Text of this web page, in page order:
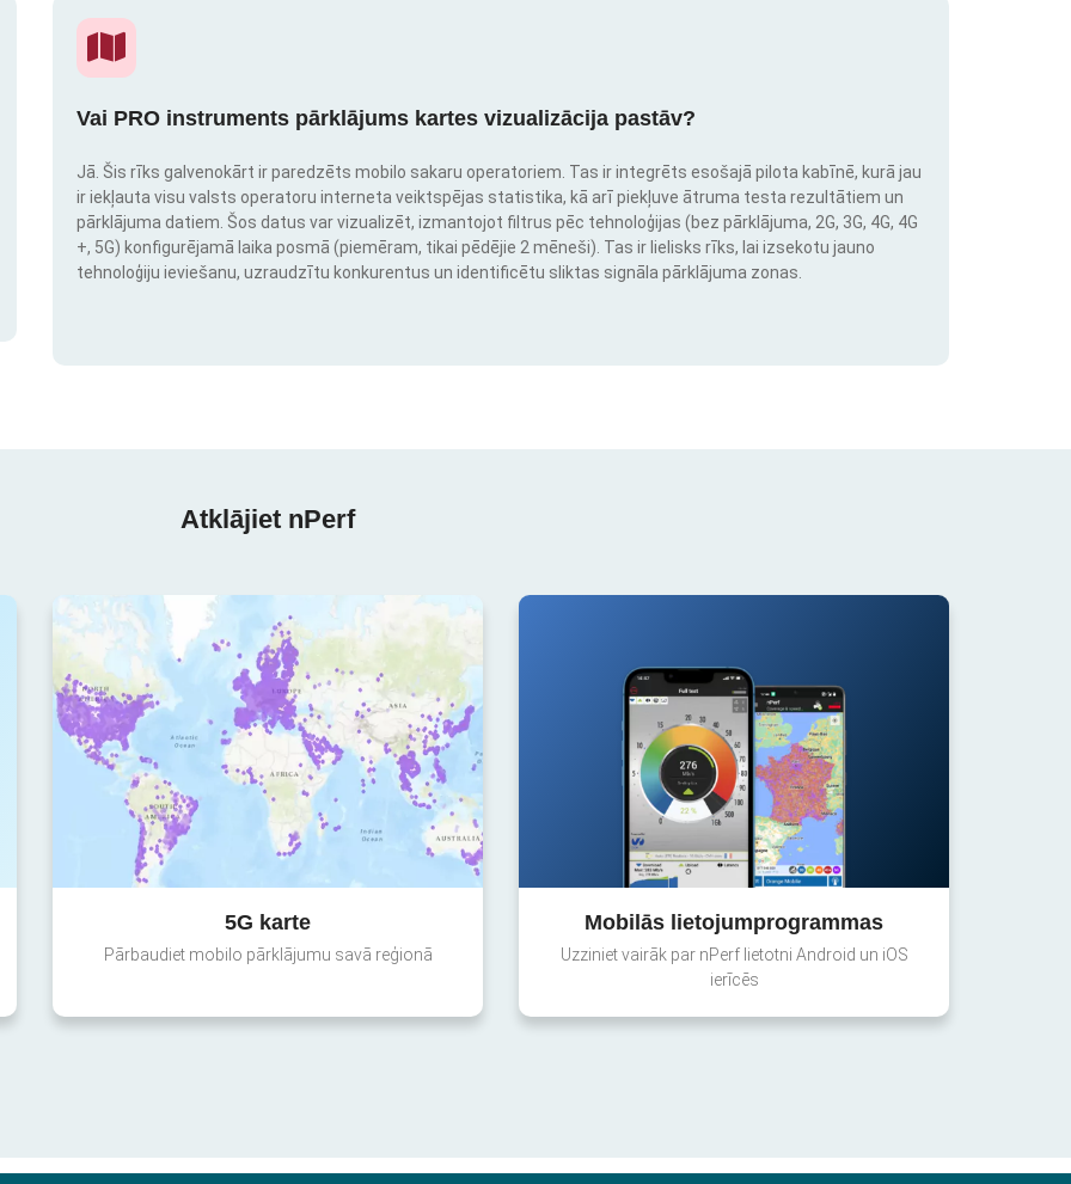
Vai PRO instruments pārklājums kartes vizualizācija pastāv?
Jā. Šis rīks galvenokārt ir paredzēts mobilo sakaru operatoriem. Tas ir integrēts esošajā pilota kabīnē, kurā jau
ir iekļauta visu valsts operatoru interneta veiktspējas statistika, kā arī piekļuve ātruma testa rezultātiem un
pārklājuma datiem. Šos datus var vizualizēt, izmantojot filtrus pēc tehnoloģijas (bez pārklājuma, 2G, 3G, 4G, 4G
+, 5G) konfigurējamā laika posmā (piemēram, tikai pēdējie 2 mēneši). Tas ir lielisks rīks, lai izsekotu jauno
tehnoloģiju ieviešanu, uzraudzītu konkurentus un identificētu sliktas signāla pārklājuma zonas.
Atklājiet nPerf
5G karte
Pārbaudiet mobilo pārklājumu savā reģionā
Mobilās lietojumprogrammas
Uzziniet vairāk par nPerf lietotni Android un iOS
ierīcēs